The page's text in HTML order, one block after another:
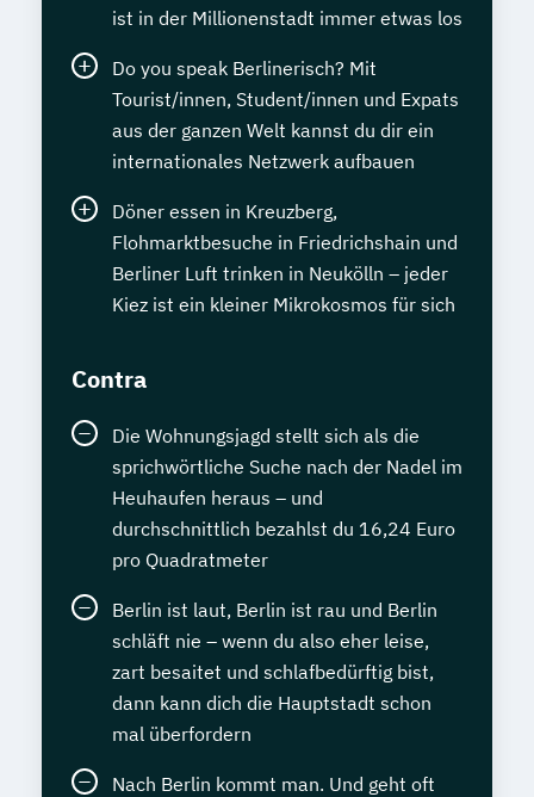
ist in der Millionenstadt immer etwas los
Do you speak Berlinerisch? Mit
Tourist/innen, Student/innen und Expats
aus der ganzen Welt kannst du dir ein
internationales Netzwerk aufbauen
Döner essen in Kreuzberg,
Flohmarktbesuche in Friedrichshain und
Berliner Luft trinken in Neukölln – jeder
Kiez ist ein kleiner Mikrokosmos für sich
Contra
Die Wohnungsjagd stellt sich als die
sprichwörtliche Suche nach der Nadel im
Heuhaufen heraus – und
durchschnittlich bezahlst du 16,24 Euro
pro Quadratmeter
Berlin ist laut, Berlin ist rau und Berlin
schläft nie – wenn du also eher leise,
zart besaitet und schlafbedürftig bist,
dann kann dich die Hauptstadt schon
mal überfordern
Nach Berlin kommt man. Und geht oft